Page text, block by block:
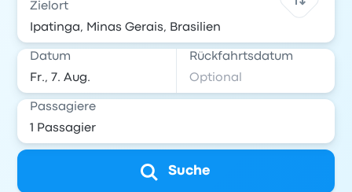
Zielort
Datum Rückfahrtsdatum
Passagiere
Suche